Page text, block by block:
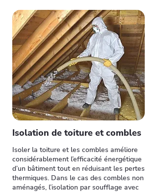
Isolation de toiture et combles
Isoler la toiture et les combles améliore
considérablement l’efficacité énergétique
d’un bâtiment tout en réduisant les pertes
thermiques. Dans le cas des combles non
aménagés, l’isolation par soufflage avec